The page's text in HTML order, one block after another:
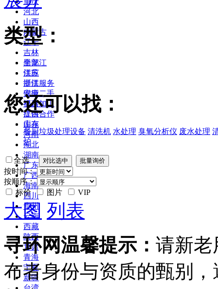
河北
山西
内蒙古
辽宁
吉林
黑龙江
江苏
浙江
安徽
福建
江西
山东
河南
湖北
湖南
广东
广西
海南
四川
贵州
云南
西藏
陕西
甘肃
青海
宁夏
新疆
类型：
全部
供应
提供服务
供应二手
提供加工
提供合作
库存
您还可以找：
餐厨垃圾处理设备 清洗机 水处理 臭氧分析仪 废水处理
炉
全选
按时间：
按顺序：
标价
图片 VIP
大图 列表
寻环网温馨提示： 请新老
布者身份与资质的甄别